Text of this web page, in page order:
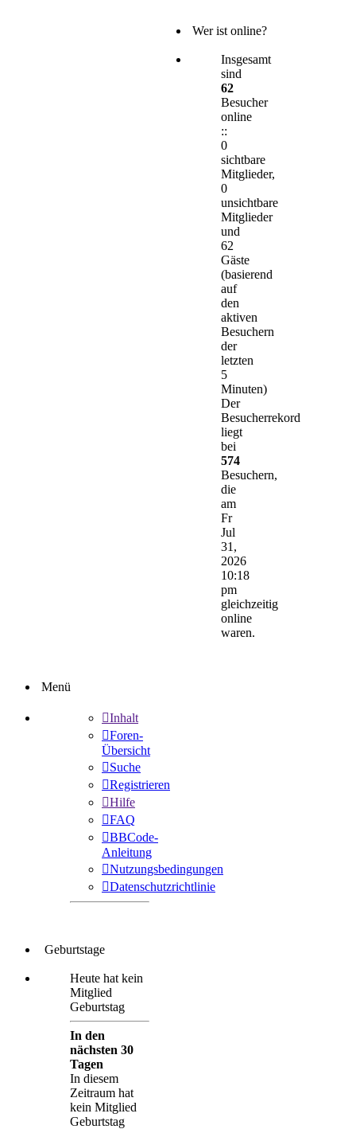
Wer ist online?
Insgesamt
sind
62
Besucher
online
::
0
sichtbare
Mitglieder,
0
unsichtbare
Mitglieder
und
62
Gäste
(basierend
auf
den
aktiven
Besuchern
der
letzten
5
Minuten)
Der
Besucherrekord
liegt
bei
574
Besuchern,
die
am
Fr
Jul
31,
2026
10:18
pm
gleichzeitig
online
waren.
Menü
Inhalt
Foren-
Übersicht
Suche
Registrieren
Hilfe
FAQ
BBCode-
Anleitung
Nutzungsbedingungen
Datenschutzrichtlinie
Geburtstage
Heute hat kein
Mitglied
Geburtstag
In den
nächsten 30
Tagen
In diesem
Zeitraum hat
kein Mitglied
Geburtstag